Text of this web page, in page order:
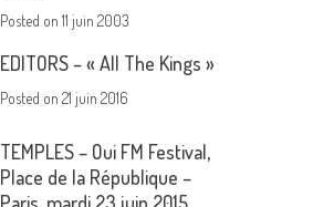
Posted on11 juin 2003
EDITORS – « All The Kings »
Posted on21 juin 2016
TEMPLES – Oui FM Festival,
Place de la République –